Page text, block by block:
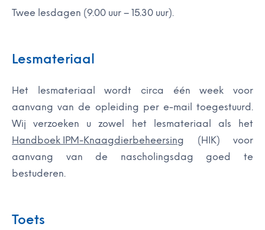
Twee lesdagen (9.00 uur – 15.30 uur).
Lesmateriaal
Het lesmateriaal wordt circa één week voor
aanvang van de opleiding per e-mail toegestuurd.
Wij verzoeken u zowel het lesmateriaal als het
Handboek IPM-Knaagdierbeheersing (HIK) voor
aanvang van de nascholingsdag goed te
bestuderen.
Toets